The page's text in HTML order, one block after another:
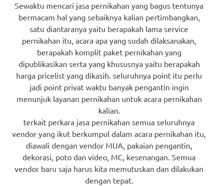
Sewaktu mencari jasa pernikahan yang bagus tentunya
bermacam hal yang sebaiknya kalian pertimbangkan,
satu diantaranya yaitu berapakah lama service
pernikahan itu, acara apa yang sudah dilaksanakan,
berapakah komplit paket pernikahan yang
dipublikasikan serta yang khususnya yaitu berapakah
harga pricelist yang dikasih. seluruhnya point itu perlu
jadi point privat waktu banyak pengantin ingin
menunjuk layanan pernikahan untuk acara pernikahan
kalian.
terkait perkara jasa pernikahan semua seluruhnya
vendor yang ikut berkumpul dalam acara pernikahan itu,
diawali dengan vendor MUA, pakaian pengantin,
dekorasi, poto dan video, MC, kesenangan. Semua
vendor baru saja harus kita memutuskan dan dilakukan
dengan tepat.